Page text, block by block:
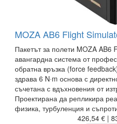
MOZA AB6 Flight
Пакетът за полети MOZA AB6
авангардна система от
обратна връзка (force
здрава 6 N·m основа с
съчетана с вдъхновения от
Проектирана да репликира
физика, турбуленция и
426,54 € |